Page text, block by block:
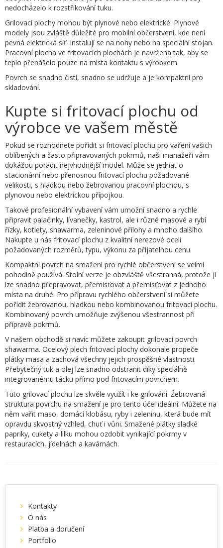
nedocházelo k rozstřikování tuku.
Grilovací plochy mohou být plynové nebo elektrické. Plynové
modely jsou zvláště důležité pro mobilní občerstvení, kde není
pevná elektrická síť. Instalují se na nohy nebo na speciální stojan.
Pracovní plocha ve fritovacích plochách je navržena tak, aby se
teplo přenášelo pouze na místa kontaktu s výrobkem.
Povrch se snadno čistí, snadno se udržuje a je kompaktní pro
skladování.
Kupte si fritovací plochu od
výrobce ve vašem městě
Pokud se rozhodnete pořídit si fritovací plochu pro vaření vašich
oblíbených a často připravovaných pokrmů, naši manažeři vám
dokážou poradit nejvhodnější model. Může se jednat o
stacionární nebo přenosnou fritovací plochu požadované
velikosti, s hladkou nebo žebrovanou pracovní plochou, s
plynovou nebo elektrickou přípojkou.
Takové profesionální vybavení vám umožní snadno a rychle
připravit palačinky, lívanečky, kastrol, ale i různé masové a rybí
řízky, kotlety, shawarma, zeleninové přílohy a mnoho dalšího.
Nakupte u nás fritovací plochu z kvalitní nerezové oceli
požadovaných rozměrů, typu, výkonu za přijatelnou cenu.
Kompaktní povrch na smažení pro rychlé občerstvení se velmi
pohodlně používá. Stolní verze je obzvláště všestranná, protože ji
lze snadno přepravovat, přemisťovat a přemisťovat z jednoho
místa na druhé. Pro přípravu rychlého občerstvení si můžete
pořídit žebrovanou, hladkou nebo kombinovanou fritovací plochu.
Kombinovaný povrch umožňuje zvýšenou všestrannost při
přípravě pokrmů.
V našem obchodě si navíc můžete zakoupit grilovací povrch
shawarma. Ocelový plech fritovací plochy dokonale propeče
plátky masa a zachová všechny jejich prospěšné vlastnosti.
Přebytečný tuk a olej lze snadno odstranit díky speciálně
integrovanému tácku přímo pod fritovacím povrchem.
Tuto grilovací plochu lze skvěle využít i ke grilování. Žebrovaná
struktura povrchu na smažení je pro tento účel ideální. Můžete na
něm vařit maso, domácí klobásu, ryby i zeleninu, která bude mít
opravdu skvostný vzhled, chuť i vůni. Smažené plátky sladké
papriky, cukety a lilku mohou ozdobit vynikající pokrmy v
restauracích, jídelnách a kavárnách.
Kontakty
O nás
Platba a doručení
Portfolio